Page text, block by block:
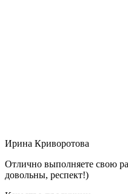
Ирина Криворотова
Отлично выполняете свою
довольны, респект!)